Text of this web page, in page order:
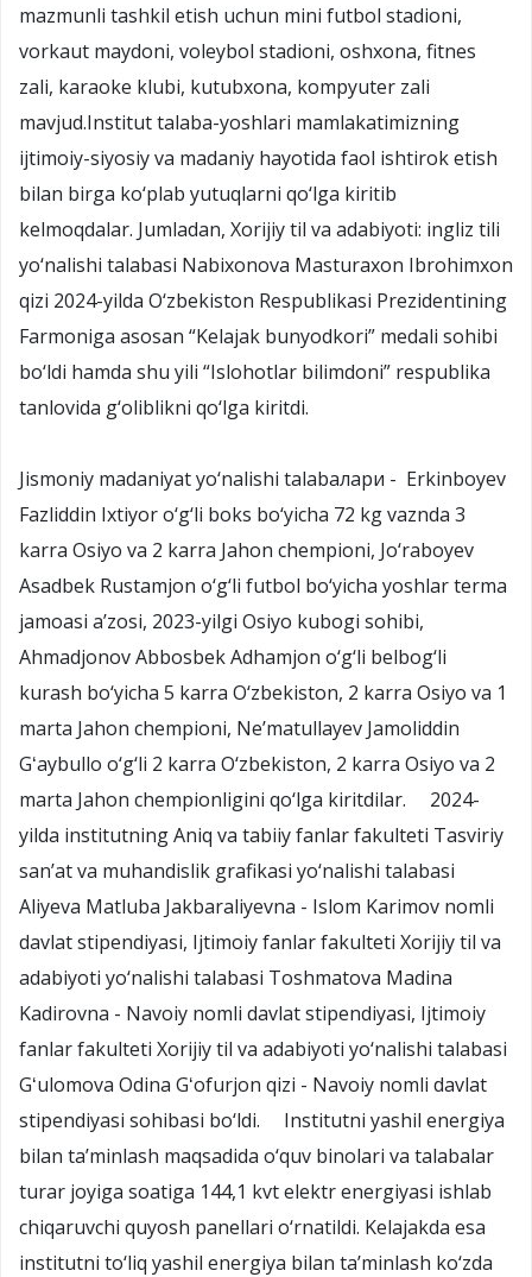
mazmunli tashkil etish uchun mini futbol stadioni,
vorkaut maydoni, voleybol stadioni, oshxona, fitnes
zali, karaoke klubi, kutubxona, kompyuter zali
mavjud.Institut talaba-yoshlari mamlakatimizning
ijtimoiy-siyosiy va madaniy hayotida faol ishtirok etish
bilan birga ko‘plab yutuqlarni qo‘lga kiritib
kelmoqdalar. Jumladan, Xorijiy til va adabiyoti: ingliz tili
yo‘nalishi talabasi Nabixonova Masturaxon Ibrohimxon
qizi 2024-yilda O‘zbekiston Respublikasi Prezidentining
Farmoniga asosan “Kelajak bunyodkori” medali sohibi
bo‘ldi hamda shu yili “Islohotlar bilimdoni” respublika
tanlovida g‘oliblikni qo‘lga kiritdi.
Jismoniy madaniyat yo‘nalishi talabaлари - Erkinboyev
Fazliddin Ixtiyor o‘g‘li boks bo‘yicha 72 kg vaznda 3
karra Osiyo va 2 karra Jahon chempioni, Jo‘raboyev
Asadbek Rustamjon o‘g‘li futbol bo‘yicha yoshlar terma
jamoasi a’zosi, 2023-yilgi Osiyo kubogi sohibi,
Ahmadjonov Abbosbek Adhamjon o‘g‘li belbog‘li
kurash bo‘yicha 5 karra O‘zbekiston, 2 karra Osiyo va 1
marta Jahon chempioni, Ne’matullayev Jamoliddin
Gʻaybullo o‘g‘li 2 karra O‘zbekiston, 2 karra Osiyo va 2
marta Jahon chempionligini qo‘lga kiritdilar. 2024-
yilda institutning Aniq va tabiiy fanlar fakulteti Tasviriy
san’at va muhandislik grafikasi yo‘nalishi talabasi
Aliyeva Matluba Jakbaraliyevna - Islom Karimov nomli
davlat stipendiyasi, Ijtimoiy fanlar fakulteti Xorijiy til va
adabiyoti yo‘nalishi talabasi Toshmatova Madina
Kadirovna - Navoiy nomli davlat stipendiyasi, Ijtimoiy
fanlar fakulteti Xorijiy til va adabiyoti yo‘nalishi talabasi
Gʻulomova Odina Gʻofurjon qizi - Navoiy nomli davlat
stipendiyasi sohibasi bo‘ldi. Institutni yashil energiya
bilan ta’minlash maqsadida o‘quv binolari va talabalar
turar joyiga soatiga 144,1 kvt elektr energiyasi ishlab
chiqaruvchi quyosh panellari o‘rnatildi. Kelajakda esa
institutni to‘liq yashil energiya bilan ta’minlash ko‘zda